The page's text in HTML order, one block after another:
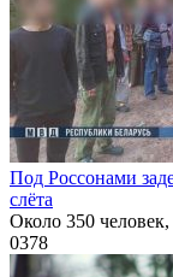
Под Россонами
слёта
Около 350
0378